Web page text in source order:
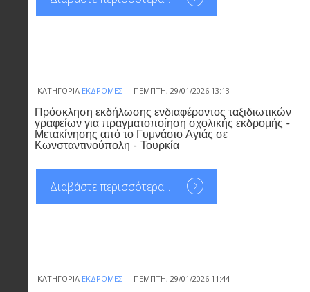
ΚΑΤΗΓΟΡΊΑ ΕΚΔΡΟΜΈΣ ΠΈΜΠΤΗ, 29/01/2026 13:13
Πρόσκληση εκδήλωσης ενδιαφέροντος ταξιδιωτικών
γραφείων για πραγματοποίηση σχολικής εκδρομής -
Μετακίνησης από το Γυμνάσιο Αγιάς σε
Κωνσταντινούπολη - Τουρκία
Διαβάστε περισσότερα...
ΚΑΤΗΓΟΡΊΑ ΕΚΔΡΟΜΈΣ ΠΈΜΠΤΗ, 29/01/2026 11:44